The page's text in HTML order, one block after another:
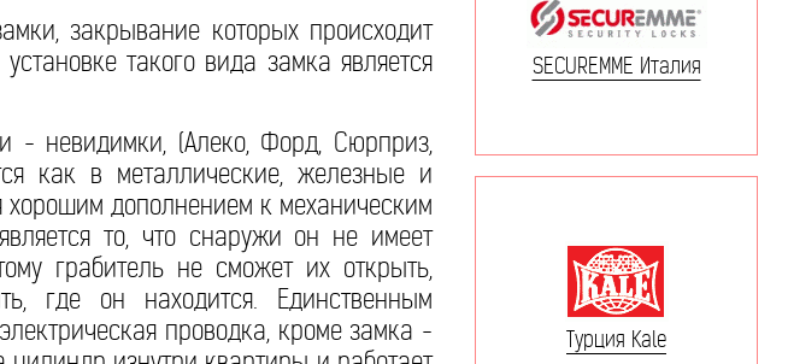
закрывание которых происходит
такого вида замка является
- невидимки, (Алеко, Форд, Сюрприз,
как в металлические, железные и
хорошим дополнением к механическим
то, что снаружи он не имеет
грабитель не сможет их открыть,
где он находится. Единственным
проводка, кроме замка -
SECUREMME Италия
Турция Kale